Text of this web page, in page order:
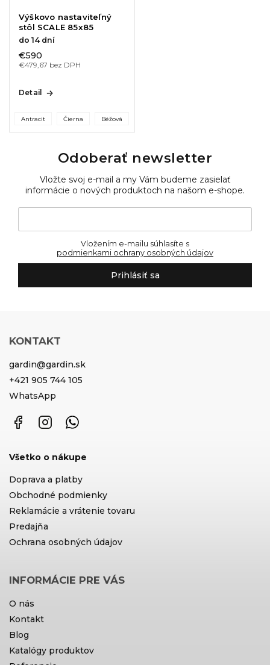
Výškovo nastaviteľný
stôl SCALE 85x85
do 14 dní
€479,67 bez DPH
€590
Detail
Antracit Čierna Béžová
Odoberať newsletter
Vložte svoj e-mail a my Vám budeme zasielať
informácie o nových produktoch na našom e-shope.
podmienkami ochrany osobných údajov
Prihlásiť sa
KONTAKT
gardin@gardin.sk
+421 905 744 105
WhatsApp
FacebookInstagram
Všetko o nákupe
Doprava a platby
Obchodné podmienky
Reklamácie a vrátenie tovaru
Predajňa
Ochrana osobných údajov
INFORMÁCIE PRE VÁS
O nás
Kontakt
Blog
Katalógy produktov